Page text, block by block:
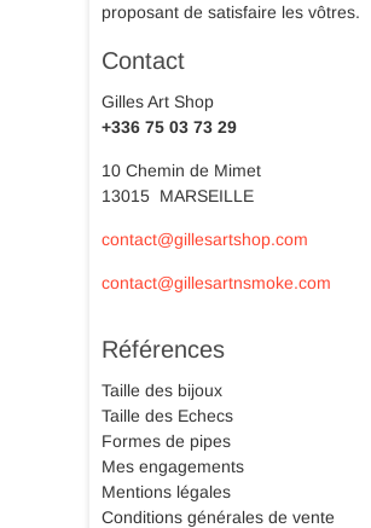
proposant de satisfaire les vôtres.
Contact
Gilles Art Shop
+336 75 03 73 29
10 Chemin de Mimet
13015 MARSEILLE
contact@gillesartshop.com
contact@gillesartnsmoke.com
Références
Taille des bijoux
Taille des Echecs
Formes de pipes
Mes engagements
Mentions légales
Conditions générales de vente